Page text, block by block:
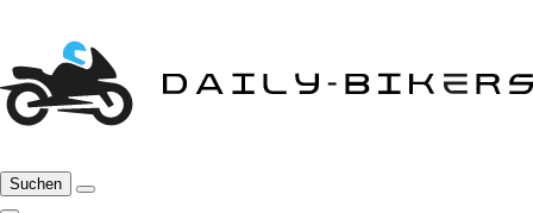
Suchen